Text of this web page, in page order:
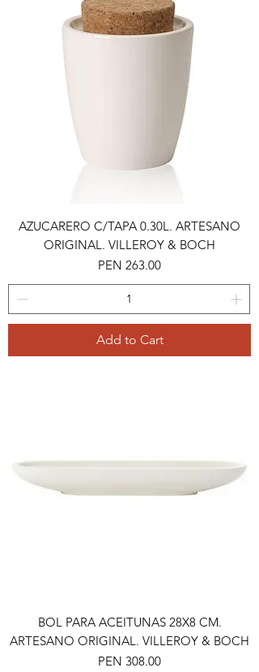
AZUCARERO C/TAPA 0.30L. ARTESANO
ORIGINAL. VILLEROY & BOCH
Price
PEN 263.00
Add to Cart
BOL PARA ACEITUNAS 28X8 CM.
ARTESANO ORIGINAL. VILLEROY & BOCH
Price
PEN 308.00